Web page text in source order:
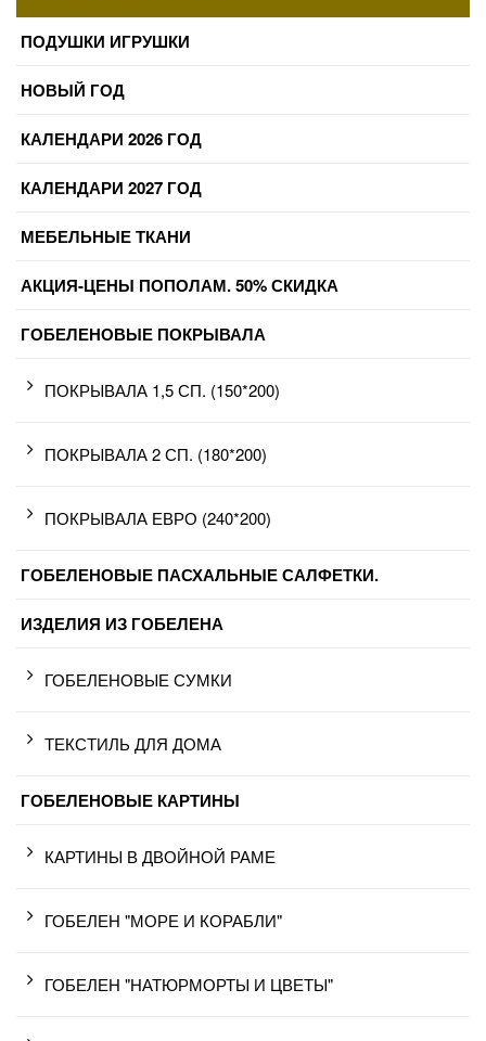
ПОДУШКИ ИГРУШКИ
НОВЫЙ ГОД
КАЛЕНДАРИ 2026 ГОД
КАЛЕНДАРИ 2027 ГОД
МЕБЕЛЬНЫЕ ТКАНИ
АКЦИЯ-ЦЕНЫ ПОПОЛАМ. 50% СКИДКА
ГОБЕЛЕНОВЫЕ ПОКРЫВАЛА
ПОКРЫВАЛА 1,5 СП. (150*200)
ПОКРЫВАЛА 2 СП. (180*200)
ПОКРЫВАЛА ЕВРО (240*200)
ГОБЕЛЕНОВЫЕ ПАСХАЛЬНЫЕ САЛФЕТКИ.
ИЗДЕЛИЯ ИЗ ГОБЕЛЕНА
ГОБЕЛЕНОВЫЕ СУМКИ
ТЕКСТИЛЬ ДЛЯ ДОМА
ГОБЕЛЕНОВЫЕ КАРТИНЫ
КАРТИНЫ В ДВОЙНОЙ РАМЕ
ГОБЕЛЕН "МОРЕ И КОРАБЛИ"
ГОБЕЛЕН "НАТЮРМОРТЫ И ЦВЕТЫ"